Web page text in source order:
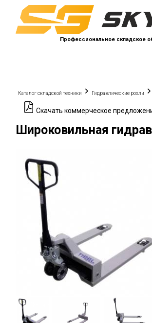
Профессиональное складское
Каталог складской техники Гидравлические рохли
Скачать коммерческое
Широковильная